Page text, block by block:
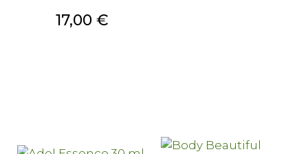
Prezzo
17,00 €